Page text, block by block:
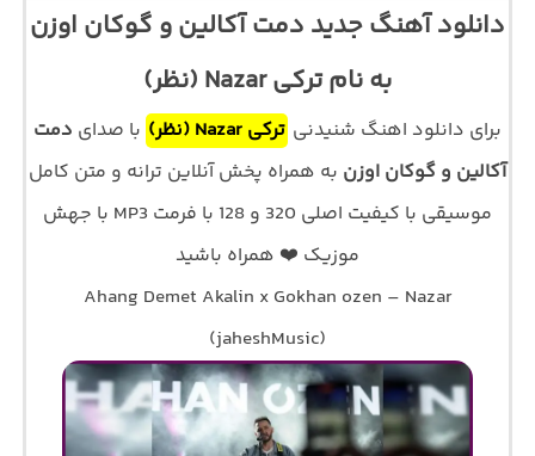
دانلود آهنگ جدید دمت آکالین و گوکان اوزن
به نام ترکی Nazar (نظر)
برای دانلود اهنگ شنیدنی ترکی Nazar (نظر) با صدای دمت
آکالین و گوکان اوزن به همراه پخش آنلاین ترانه و متن کامل
موسیقی با کیفیت اصلی 320 و 128 با فرمت MP3 با جهش
موزیک ❤️ همراه باشید
Ahang Demet Akalin x Gokhan ozen – Nazar
(jaheshMusic)